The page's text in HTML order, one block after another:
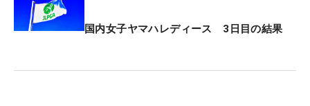
るバウンスバックで最後まで優勝に望みをつない
だ。粘りこそベテランの真骨頂だった。
国内女子ヤマハレディース 3日目の結果